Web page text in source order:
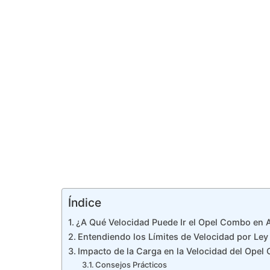
Índice
¿A Qué Velocidad Puede Ir el Opel Combo en
Entendiendo los Límites de Velocidad por Ley
Impacto de la Carga en la Velocidad del Opel
Consejos Prácticos